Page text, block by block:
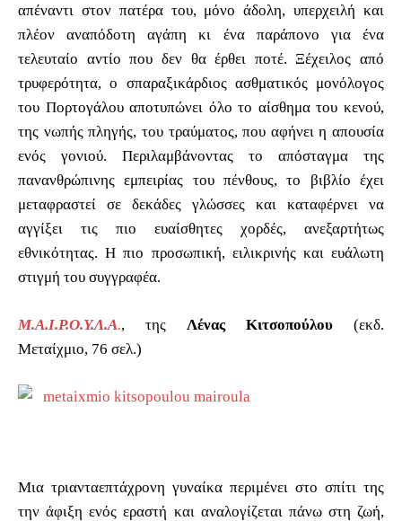
απέναντι στον πατέρα του, μόνο άδολη, υπερχειλή και
πλέον αναπόδοτη αγάπη κι ένα παράπονο για ένα
τελευταίο αντίο που δεν θα έρθει ποτέ. Ξέχειλος από
τρυφερότητα, ο σπαραξικάρδιος ασθματικός μονόλογος
του Πορτογάλου αποτυπώνει όλο το αίσθημα του κενού,
της νωπής πληγής, του τραύματος, που αφήνει η απουσία
ενός γονιού. Περιλαμβάνοντας το απόσταγμα της
πανανθρώπινης εμπειρίας του πένθους, το βιβλίο έχει
μεταφραστεί σε δεκάδες γλώσσες και καταφέρνει να
αγγίξει τις πιο ευαίσθητες χορδές, ανεξαρτήτως
εθνικότητας. Η πιο προσωπική, ειλικρινής και ευάλωτη
στιγμή του συγγραφέα.
Μ.Α.Ι.Ρ.Ο.Υ.Λ.Α., της Λένας Κιτσοπούλου (εκδ.
Μεταίχμιο, 76 σελ.)
Μια τριανταεπτάχρονη γυναίκα περιμένει στο σπίτι της
την άφιξη ενός εραστή και αναλογίζεται πάνω στη ζωή,